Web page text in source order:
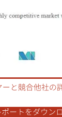
用にはCC BY 4.0の